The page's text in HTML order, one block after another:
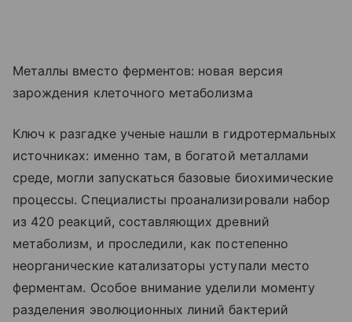
Металлы вместо ферментов: новая версия
зарождения клеточного метаболизма
Ключ к разгадке ученые нашли в гидротермальных
источниках: именно там, в богатой металлами
среде, могли запускаться базовые биохимические
процессы. Специалисты проанализировали набор
из 420 реакций, составляющих древний
метаболизм, и проследили, как постепенно
неорганические катализаторы уступали место
ферментам. Особое внимание уделили моменту
разделения эволюционных линий бактерий